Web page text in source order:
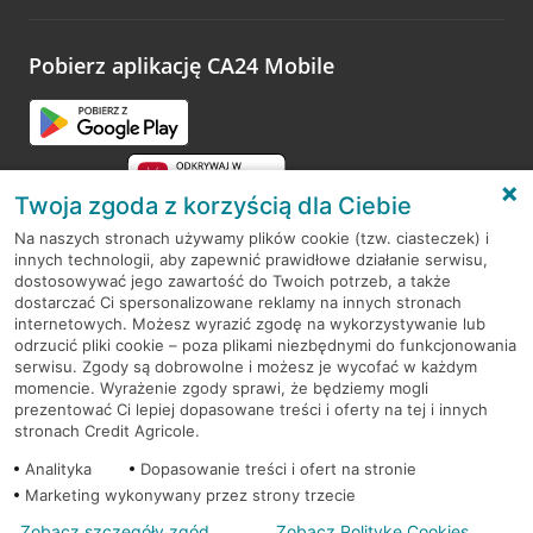
opinie.
Pobierz aplikację CA24 Mobile
RODO
Regulamin serwisu
Mapa serwisu
PolitykaCookies
Twoja zgoda z korzyścią dla Ciebie
Na naszych stronach używamy plików cookie (tzw. ciasteczek) i
innych technologii, aby zapewnić prawidłowe działanie serwisu,
dostosowywać jego zawartość do Twoich potrzeb, a także
dostarczać Ci spersonalizowane reklamy na innych stronach
internetowych. Możesz wyrazić zgodę na wykorzystywanie lub
odrzucić pliki cookie – poza plikami niezbędnymi do funkcjonowania
serwisu. Zgody są dobrowolne i możesz je wycofać w każdym
momencie. Wyrażenie zgody sprawi, że będziemy mogli
prezentować Ci lepiej dopasowane treści i oferty na tej i innych
stronach Credit Agricole.
Analityka
Dopasowanie treści i ofert na stronie
Marketing wykonywany przez strony trzecie